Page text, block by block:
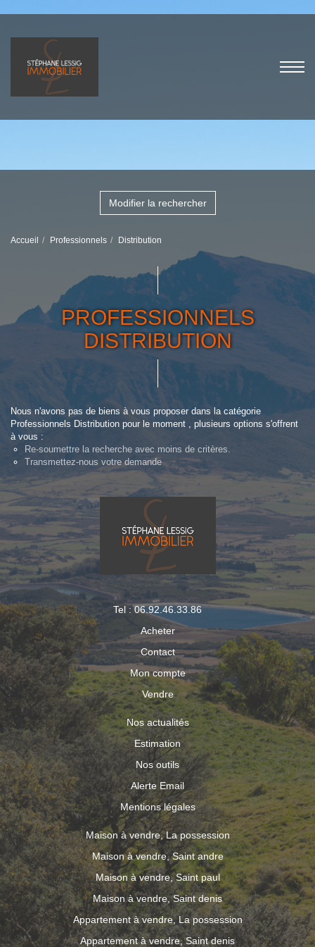
Modifier la rechercher
Accueil Professionnels Distribution
PROFESSIONNELS
DISTRIBUTION
Nous n'avons pas de biens à vous proposer dans la catégorie
Professionnels Distribution pour le moment , plusieurs options s'offrent
à vous :
Re-soumettre la recherche avec moins de critères.
Transmettez-nous votre demande
Tel : 06.92.46.33.86
Acheter
Contact
Mon compte
Vendre
Nos actualités
Estimation
Nos outils
Alerte Email
Mentions légales
Maison à vendre, La possession
Maison à vendre, Saint andre
Maison à vendre, Saint paul
Maison à vendre, Saint denis
Appartement à vendre, La possession
Appartement à vendre, Saint denis